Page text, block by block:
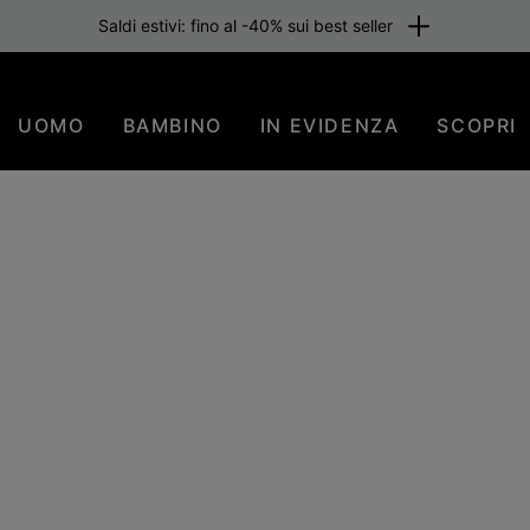
gratuita per i membri o per importi superiori a 80 €. Iscriviti
UOMO BAMBINO IN EVIDENZA SCOPRI